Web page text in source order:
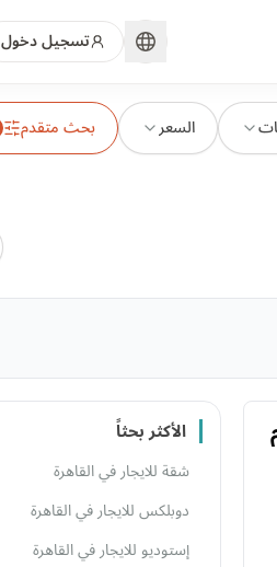
تسجيل دخول
السعر بحث متقدم
الأكثر بحثاً
شقة للايجار في القاهرة
دوبلكس للايجار في القاهرة
إستوديو للايجار في القاهرة